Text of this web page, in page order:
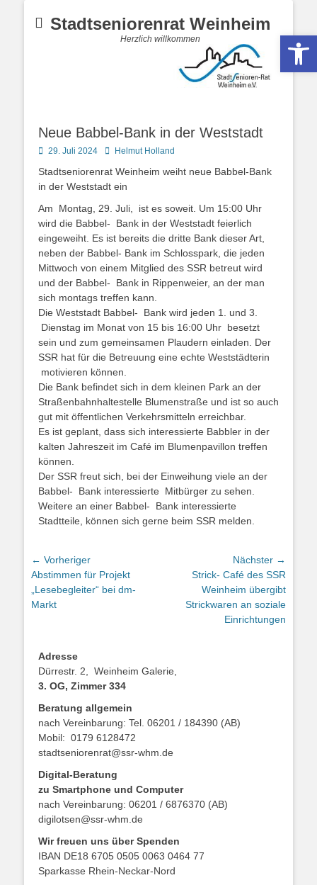
Stadtseniorenrat Weinheim
Herzlich willkommen
Neue Babbel-Bank in der Weststadt
Posted
29. Juli 2024 AutorHelmut Holland
Stadtseniorenrat Weinheim weiht neue Babbel-Bank
in der Weststadt ein
Am Montag, 29. Juli, ist es soweit. Um 15:00 Uhr
wird die Babbel- Bank in der Weststadt feierlich
eingeweiht. Es ist bereits die dritte Bank dieser Art,
neben der Babbel- Bank im Schlosspark, die jeden
Mittwoch von einem Mitglied des SSR betreut wird
und der Babbel- Bank in Rippenweier, an der man
sich montags treffen kann.
Die Weststadt Babbel- Bank wird jeden 1. und 3.
Dienstag im Monat von 15 bis 16:00 Uhr besetzt
sein und zum gemeinsamen Plaudern einladen. Der
SSR hat für die Betreuung eine echte Weststädterin
motivieren können.
Die Bank befindet sich in dem kleinen Park an der
Straßenbahnhaltestelle Blumenstraße und ist so auch
gut mit öffentlichen Verkehrsmitteln erreichbar.
Es ist geplant, dass sich interessierte Babbler in der
kalten Jahreszeit im Café im Blumenpavillon treffen
können.
Der SSR freut sich, bei der Einweihung viele an der
Babbel- Bank interessierte Mitbürger zu sehen.
Weitere an einer Babbel- Bank interessierte
Stadtteile, können sich gerne beim SSR melden.
Beitragsnavigation
← Vorheriger
Vorheriger
Beitrag:
Abstimmen für Projekt
„Lesebegleiter“ bei dm-
Markt
Nächster →
NächsterStrick- Café des SSR
Weinheim übergibt
Strickwaren an soziale
Einrichtungen
Adresse
Dürrestr. 2, Weinheim Galerie,
3. OG, Zimmer 334
Beratung allgemein
nach Vereinbarung: Tel. 06201 / 184390 (AB)
Mobil: 0179 6128472
stadtseniorenrat@ssr-whm.de
Digital-Beratung
zu Smartphone und Computer
nach Vereinbarung: 06201 / 6876370 (AB)
digilotsen@ssr-whm.de
Wir freuen uns über Spenden
IBAN DE18 6705 0505 0063 0464 77
Sparkasse Rhein-Neckar-Nord